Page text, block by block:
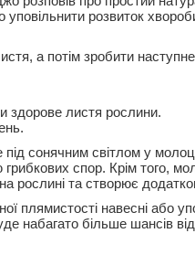
уповільнити розвиток
а потім зробити
здорове листя рослини.
сонячним світлом у
спор. Крім того,
рослині та створює
плямистості навесні або
набагато більше шансів